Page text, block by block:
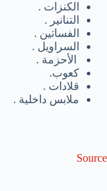
الكنزات .
التنانير .
الفساتين .
السراويل .
الأحزمة .
كعوب.
قلادات .
ملابس داخلية .
Source